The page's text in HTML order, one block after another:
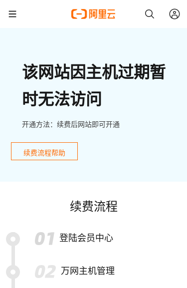
该网站因主机过期暂
时无法访问
开通方法：续费后网站即可开通
续费流程帮助
续费流程
登陆会员中心
万网主机管理